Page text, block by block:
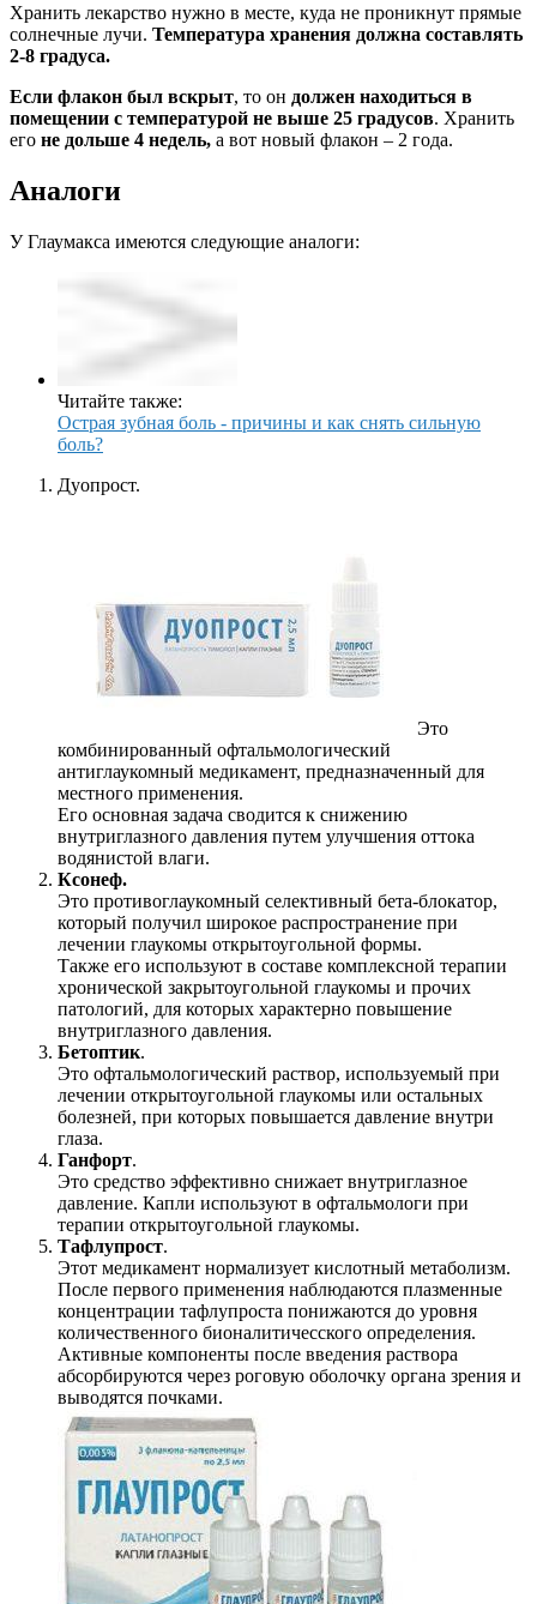
Хранить лекарство нужно в месте, куда не проникнут прямые
солнечные лучи. Температура хранения должна составлять
2-8 градуса.
Если флакон был вскрыт, то он должен находиться в
помещении с температурой не выше 25 градусов. Хранить
его не дольше 4 недель, а вот новый флакон – 2 года.
Аналоги
У Глаумакса имеются следующие аналоги:
Читайте также:
Острая зубная боль - причины и как снять сильную
боль?
Дуопрост.
Это
комбинированный офтальмологический
антиглаукомный медикамент, предназначенный для
местного применения.
Его основная задача сводится к снижению
внутриглазного давления путем улучшения оттока
водянистой влаги.
Ксонеф.
Это противоглаукомный селективный бета-блокатор,
который получил широкое распространение при
лечении глаукомы открытоугольной формы.
Также его используют в составе комплексной терапии
хронической закрытоугольной глаукомы и прочих
патологий, для которых характерно повышение
внутриглазного давления.
Бетоптик.
Это офтальмологический раствор, используемый при
лечении открытоугольной глаукомы или остальных
болезней, при которых повышается давление внутри
глаза.
Ганфорт.
Это средство эффективно снижает внутриглазное
давление. Капли используют в офтальмологи при
терапии открытоугольной глаукомы.
Тафлупрост.
Этот медикамент нормализует кислотный метаболизм.
После первого применения наблюдаются плазменные
концентрации тафлупроста понижаются до уровня
количественного бионалитичесского определения.
Активные компоненты после введения раствора
абсорбируются через роговую оболочку органа зрения и
выводятся почками.